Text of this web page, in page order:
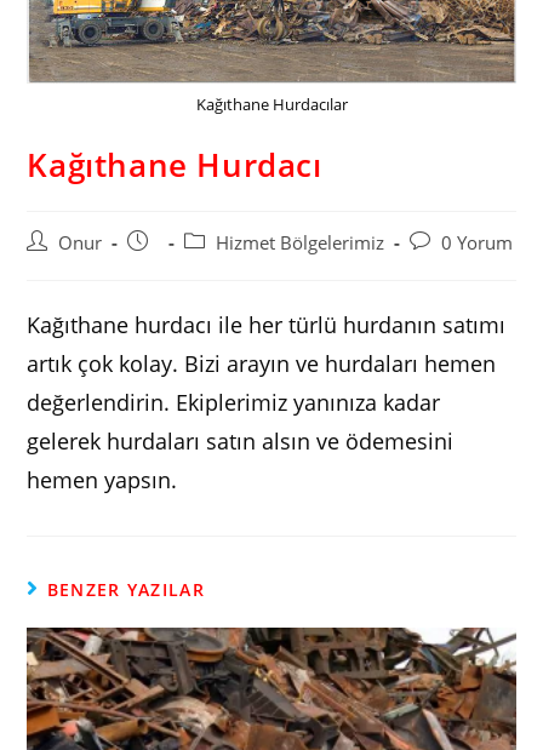
Kağıthane Hurdacılar
Kağıthane Hurdacı
PostOnur
Post
PostHizmet Bölgelerimiz
Post0 Yorum
Kağıthane hurdacı ile her türlü hurdanın satımı
artık çok kolay. Bizi arayın ve hurdaları hemen
değerlendirin. Ekiplerimiz yanınıza kadar
gelerek hurdaları satın alsın ve ödemesini
hemen yapsın.
BENZER YAZILAR